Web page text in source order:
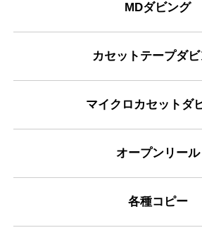
MDダビング
カセットテープダ
マイクロカセットダ
オープンリール
各種コピー